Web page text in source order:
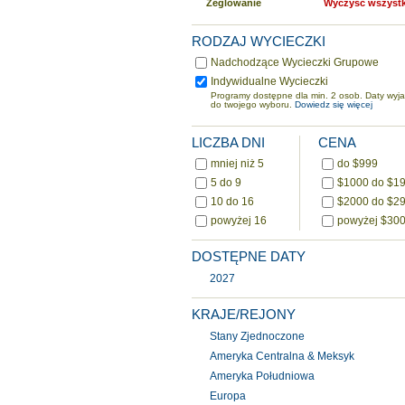
Żeglowanie
Wyczyść
RODZAJ WYCIECZKI
Nadchodzące Wycieczki Grupowe
Indywidualne Wycieczki
Programy dostępne dla min. 2 osob. Daty
do twojego wyboru. Dowiedz się więcej
LICZBA DNI
mniej niż 5
5 do 9
10 do 16
powyżej 16
CENA
do $999
$1000 do
$2000 do
powyżej
DOSTĘPNE DATY
2027
KRAJE/REJONY
Stany Zjednoczone
Ameryka Centralna & Meksyk
Ameryka Południowa
Europa